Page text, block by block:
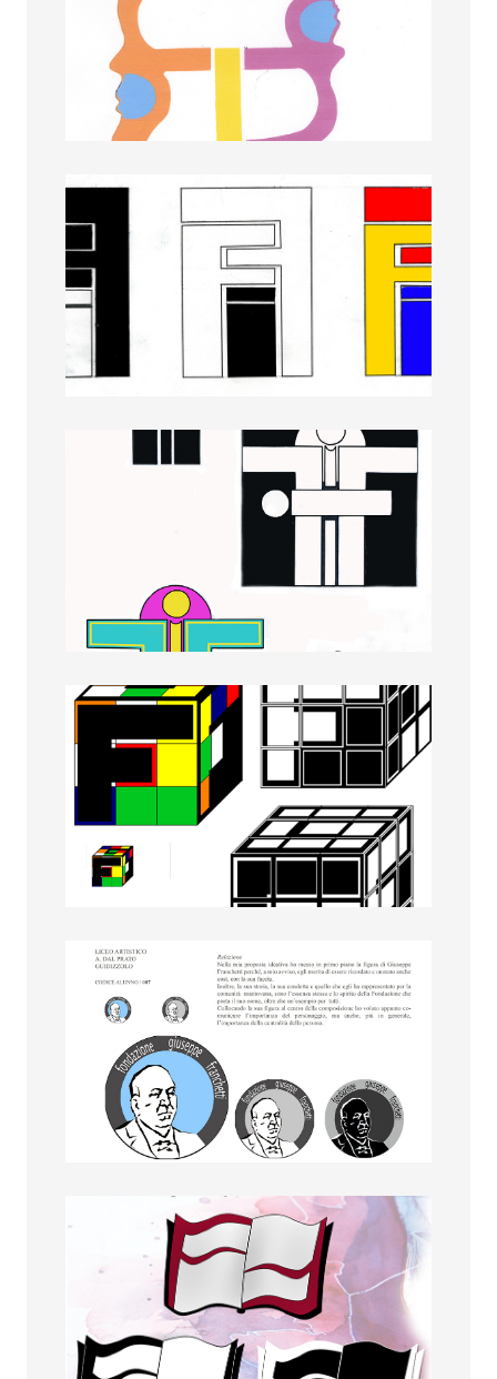
Danut Birsan
Diana Bates
Eleonora Balasini
Eleonora Solazzi